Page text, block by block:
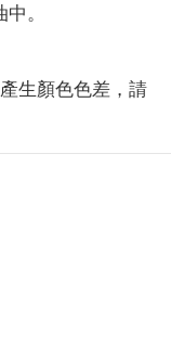
。
生顏色色差，請